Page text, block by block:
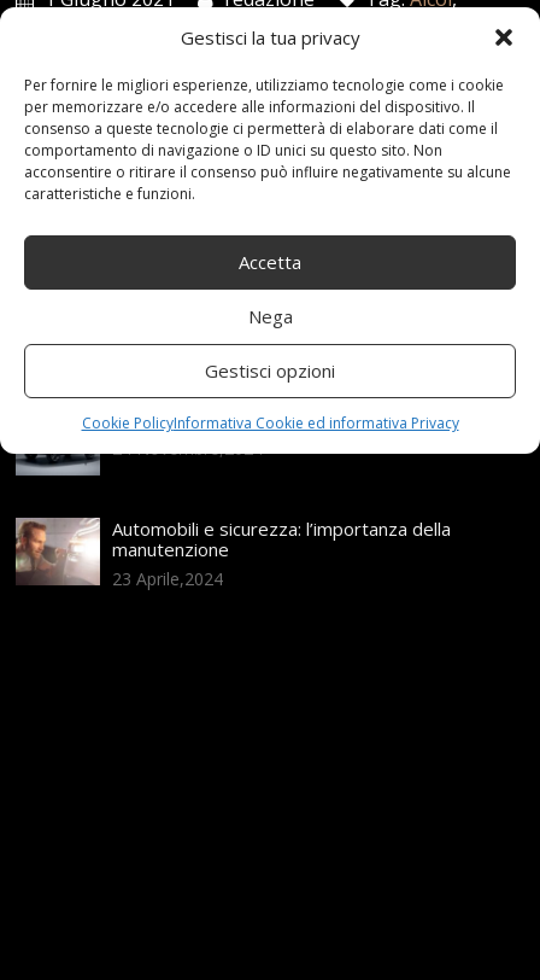
Gestisci la tua privacy
Per fornire le migliori esperienze, utilizziamo tecnologie come i cookie
per memorizzare e/o accedere alle informazioni del dispositivo. Il
consenso a queste tecnologie ci permetterà di elaborare dati come il
comportamento di navigazione o ID unici su questo sito. Non
acconsentire o ritirare il consenso può influire negativamente su alcune
caratteristiche e funzioni.
Accetta
Nega
Gestisci opzioni
Cookie PolicyInformativa Cookie ed informativa Privacy
private
Utilizzare Categories:
Articoli recenti
da sapere
Range Rover: un’icona tra i luxury SUV
25 Novembre,2024
Nuova MG ZS Hybrid+: i SUV si fanno ibridi
24 Novembre,2024
Automobili e sicurezza: l’importanza della
manutenzione
23 Aprile,2024